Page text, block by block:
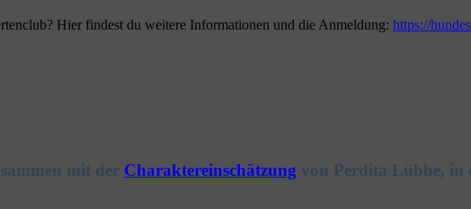
Hier findest du weitere Informationen und die Anmeldung: https://
mit der Charaktereinschätzung von Perdita Lübbe, in